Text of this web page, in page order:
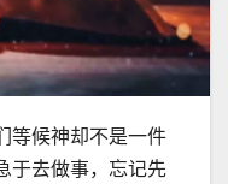
等候神却不是一件
于去做事，忘记先